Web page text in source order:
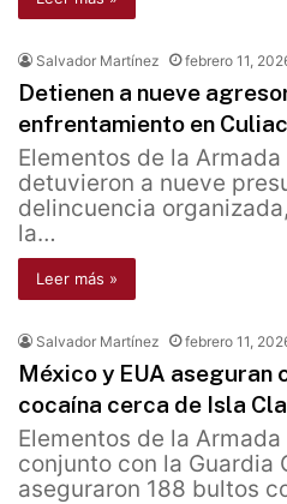
Salvador Martínez febrero 11,
Detienen a nueve
enfrentamiento en
Elementos de la
detuvieron a nueve
delincuencia
la…
Leer más »
Salvador Martínez febrero 11,
México y EUA aseguran
cocaína cerca de Isla
Elementos de la
conjunto con la Guardia
aseguraron 188 bultos